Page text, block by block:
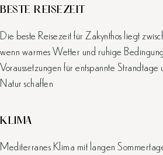
BESTE REISEZEIT
Die beste Reisezeit für Zakynthos liegt
wenn warmes Wetter und ruhige
Voraussetzungen für entspannte
Natur schaffen
KLIMA
Mediterranes Klima mit langen